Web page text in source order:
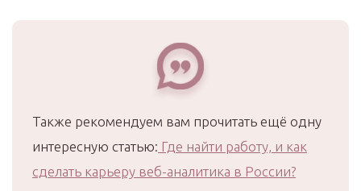
Также рекомендуем вам прочитать ещё одну
интересную статью: Где найти работу, и как
сделать карьеру веб-аналитика в России?